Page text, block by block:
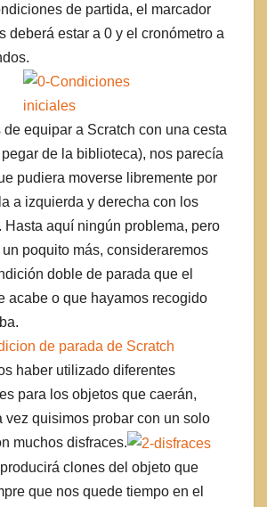
de partida, el marcador
deberá estar a 0 y el cronómetro a
de equipar a Scratch con una cesta
de la biblioteca), nos parecía
pudiera moverse libremente por
a izquierda y derecha con los
Hasta aquí ningún problema, pero
poquito más, consideraremos
doble de parada que el
acabe o que hayamos recogido
haber utilizado diferentes
para los objetos que caerán,
vez quisimos probar con un solo
muchos disfraces.
clones del objeto que
que nos quede tiempo en el